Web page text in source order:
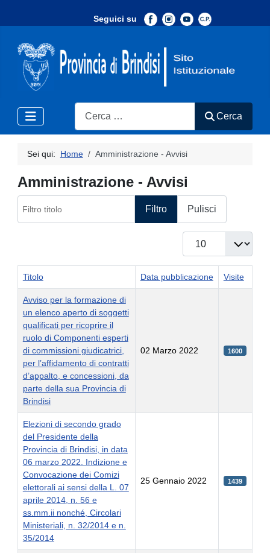
Seguici su
Search
Cerca
Sei qui: Home Amministrazione - Avvisi
Amministrazione - Avvisi
Filtro Pulisci
Titolo Data pubblicazione Visite
Avviso per la formazione di
un elenco aperto di soggetti
qualificati per ricoprire il
ruolo di Componenti esperti
di commissioni giudicatrici,
per l’affidamento di contratti
d’appalto, e concessioni, da
parte della sua Provincia di
Brindisi
02 Marzo 2022 1600
Elezioni di secondo grado
del Presidente della
Provincia di Brindisi, in data
06 marzo 2022. Indizione e
Convocazione dei Comizi
elettorali ai sensi della L. 07
aprile 2014, n. 56 e
ss.mm.ii nonché, Circolari
Ministeriali, n. 32/2014 e n.
35/2014
25 Gennaio 2022 1439